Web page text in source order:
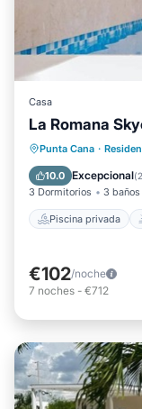
Casa
La Romana
Punta Cana ·
10.0 Excepcional(
3 Dormitorios 3 baños
Piscina privada
Piscina
Piscina
€102/noche
7 noches - €712